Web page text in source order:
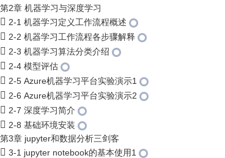
第2章 机器学习与深度学习
2-1 机器学习定义工作流程概述
2-2 机器学习工作流程各步骤解释
2-3 机器学习算法分类介绍
2-4 模型评估
2-5 Azure机器学习平台实验演示1
2-6 Azure机器学习平台实验演示2
2-7 深度学习简介
2-8 基础环境安装
第3章 jupyter和数据分析三剑客
3-1 jupyter notebook的基本使用1